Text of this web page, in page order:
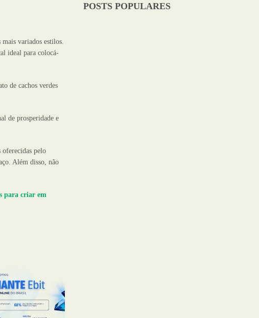
variados estilos.
ideal para colocá-
de cachos verdes
de prosperidade e
oferecidas pelo
Além disso, não
para criar em
POSTS POPULARES